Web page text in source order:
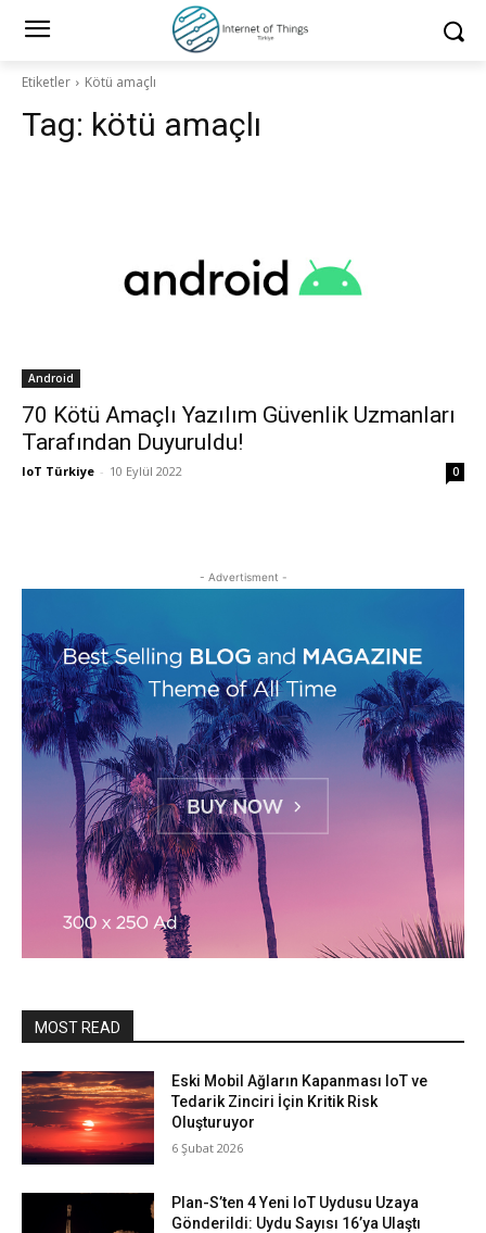
Etiketler Kötü amaçlı
Tag: kötü amaçlı
Android
70 Kötü Amaçlı Yazılım Güvenlik Uzmanları
Tarafından Duyuruldu!
IoT Türkiye - 10 Eylül 2022 0
- Advertisment -
MOST READ
Eski Mobil Ağların Kapanması IoT ve
Tedarik Zinciri İçin Kritik Risk
Oluşturuyor
6 Şubat 2026
Plan-S’ten 4 Yeni IoT Uydusu Uzaya
Gönderildi: Uydu Sayısı 16’ya Ulaştı